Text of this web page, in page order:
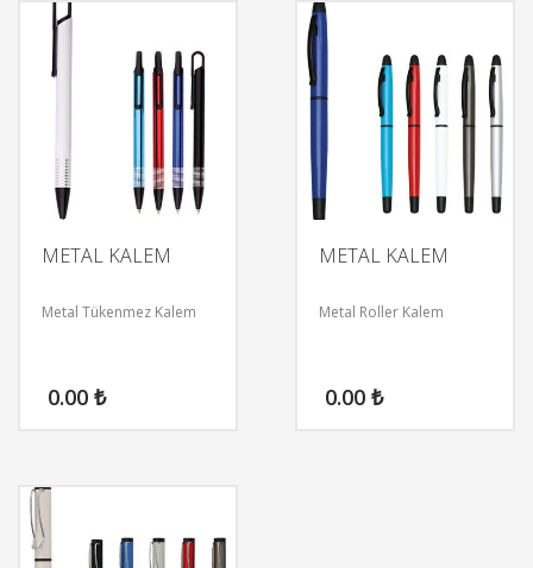
METAL KALEM
Metal Tükenmez Kalem
0.00 ₺
METAL KALEM
Metal Roller Kalem
0.00 ₺